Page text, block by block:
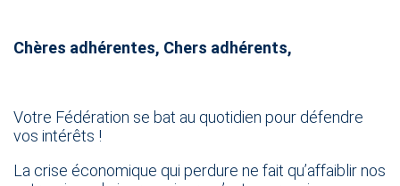
Chères adhérentes, Chers adhérents,
Votre Fédération se bat au quotidien pour défendre
vos intérêts !
La crise économique qui perdure ne fait qu’affaiblir nos